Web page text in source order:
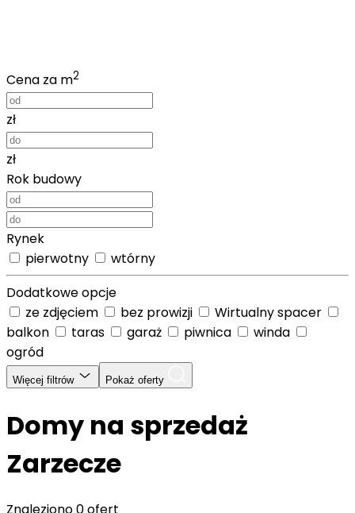
Cena za m2
zł
zł
Rok budowy
Rynek
pierwotny
wtórny
Dodatkowe opcje
ze zdjęciem
bez prowizji
Wirtualny spacer
balkon
taras garaż piwnica
winda
ogród
Więcej filtrów Pokaż oferty
Domy na sprzedaż
Zarzecze